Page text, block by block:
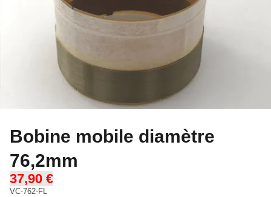
Bobine mobile diamètre
76,2mm
37,90 €
VC-762-FL